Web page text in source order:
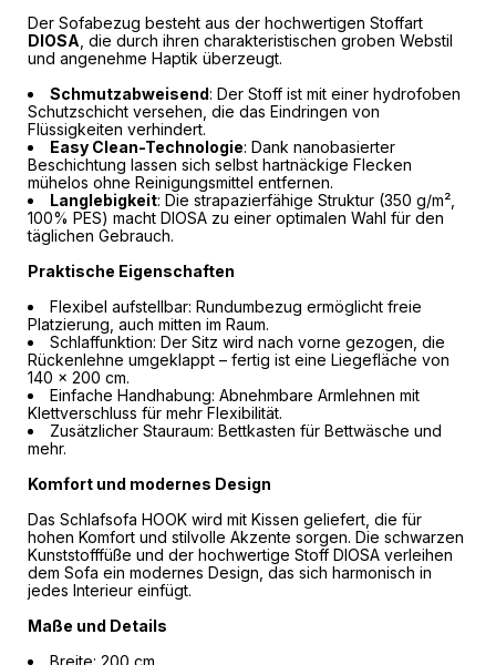
Der Sofabezug besteht aus der hochwertigen Stoffart
DIOSA , die durch ihren charakteristischen groben Webstil
und angenehme Haptik überzeugt.
Schmutzabweisend: Der Stoff ist mit einer hydrofoben
Schutzschicht versehen, die das Eindringen von
Flüssigkeiten verhindert.
Easy Clean-Technologie: Dank nanobasierter
Beschichtung lassen sich selbst hartnäckige Flecken
mühelos ohne Reinigungsmittel entfernen.
Langlebigkeit: Die strapazierfähige Struktur (350 g/m²,
100% PES) macht DIOSA zu einer optimalen Wahl für den
täglichen Gebrauch.
Praktische Eigenschaften
Flexibel aufstellbar: Rundumbezug ermöglicht freie
Platzierung, auch mitten im Raum.
Schlaffunktion: Der Sitz wird nach vorne gezogen, die
Rückenlehne umgeklappt – fertig ist eine Liegefläche von
140 x 200 cm.
Einfache Handhabung: Abnehmbare Armlehnen mit
Klettverschluss für mehr Flexibilität.
Zusätzlicher Stauraum: Bettkasten für Bettwäsche und
mehr.
Komfort und modernes Design
Das Schlafsofa HOOK wird mit Kissen geliefert, die für
hohen Komfort und stilvolle Akzente sorgen. Die schwarzen
Kunststofffüße und der hochwertige Stoff DIOSA verleihen
dem Sofa ein modernes Design, das sich harmonisch in
jedes Interieur einfügt.
Maße und Details